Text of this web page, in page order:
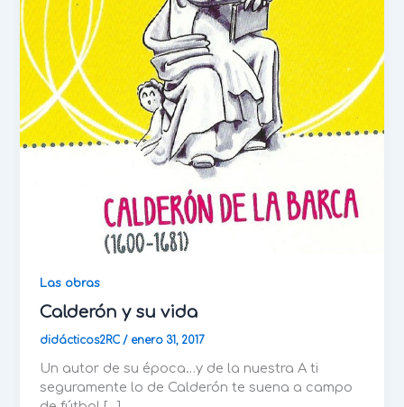
Las obras
Calderón y su vida
didácticos2RC/ enero 31, 2017
Un autor de su época…y de la nuestra A ti
seguramente lo de Calderón te suena a campo